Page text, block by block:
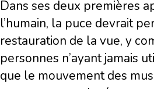
Dans ses deux premières
l’humain, la puce devrait
restauration de la vue, y
personnes n’ayant jamais
que le mouvement des